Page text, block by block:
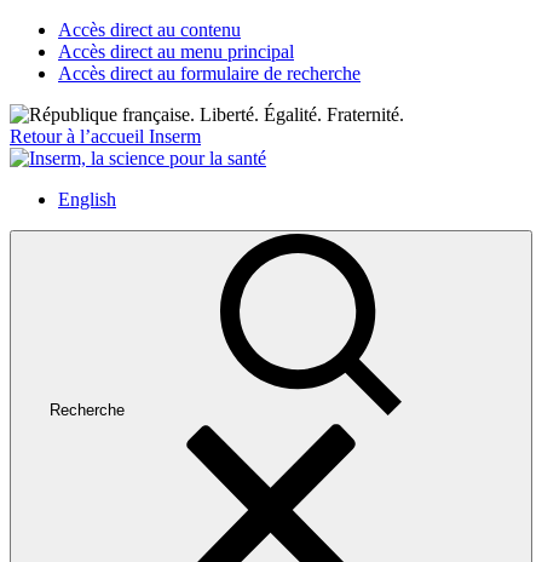
Accès direct au contenu
Accès direct au menu principal
Accès direct au formulaire de recherche
Retour à l’accueil Inserm
English
Recherche